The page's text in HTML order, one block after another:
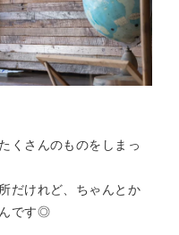
くさんのものをしまっ
だけれど、ちゃんとか
んです◎